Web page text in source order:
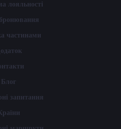
лояльності
частинами
Блог
запитання
Країни